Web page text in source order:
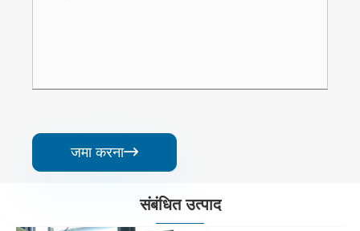
जमा करना
संबंधित उत्पाद